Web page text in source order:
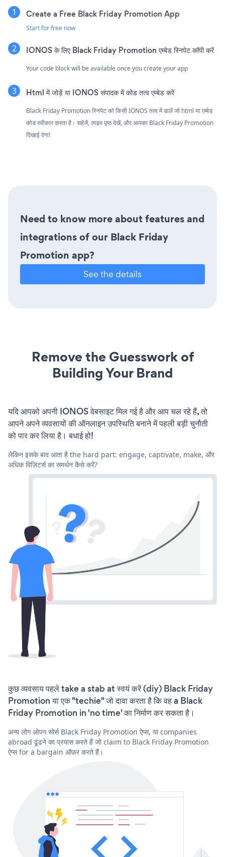
Create a Free Black Friday Promotion App
Start for free now
IONOS के लिए Black Friday Promotion एम्बेड स्निपेट कॉपी करें
Your code block will be available once you create your app
Html में जोड़ें या IONOS संपादक में कोड तत्व एम्बेड करें
Black Friday Promotion स्निपेट को किसी IONOS तत्व में डालें जो html या एम्बेड
कोड स्वीकार करता है। सहेजें, लाइव पृष्ठ देखें, और आपका Black Friday Promotion
दिखाई देगा!
Need to know more about features and
integrations of our Black Friday
Promotion app?
See the details
Remove the Guesswork of
Building Your Brand
यदि आपको अपनी IONOS वेबसाइट मिल गई है और आप चल रहे हैं, तो
आपने अपने व्यवसायों की ऑनलाइन उपस्थिति बनाने में पहली बड़ी चुनौती
को पार कर लिया है। बधाई हो!
लेकिन इसके बाद आता है the hard part: engage, captivate, make, और
अधिक विज़िटर्स का समर्थन कैसे करें?
कुछ व्यवसाय पहले take a stab at स्वयं करें (diy) Black Friday
Promotion या एक "techie" जो दावा करता है कि वह a Black
Friday Promotion in 'no time' का निर्माण कर सकता है।
अन्य लोग ओपन सोर्स Black Friday Promotion ऐप्स, या companies
abroad ढूंढने का प्रयास करते हैं जो claim to Black Friday Promotion
ऐप्स for a bargain ऑफ़र करते हैं।